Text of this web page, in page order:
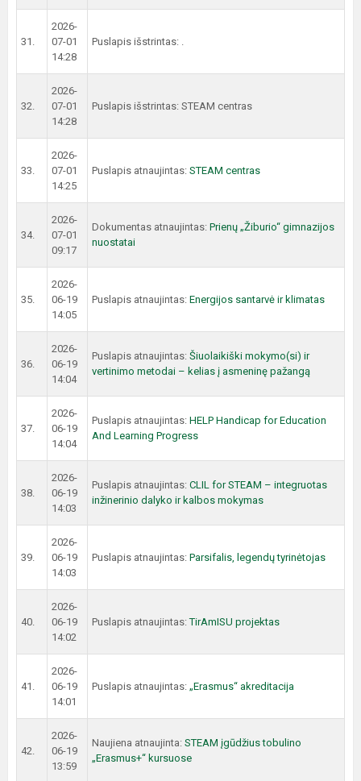
31.
2026-
07-01
14:28
Puslapis išstrintas: .
32.
2026-
07-01
14:28
Puslapis išstrintas: STEAM centras
33.
2026-
07-01
14:25
Puslapis atnaujintas: STEAM centras
34.
2026-
07-01
09:17
Dokumentas atnaujintas: Prienų „Žiburio“ gimnazijos
nuostatai
35.
2026-
06-19
14:05
Puslapis atnaujintas: Energijos santarvė ir klimatas
36.
2026-
06-19
14:04
Puslapis atnaujintas: Šiuolaikiški mokymo(si) ir
vertinimo metodai – kelias į asmeninę pažangą
37.
2026-
06-19
14:04
Puslapis atnaujintas: HELP Handicap for Education
And Learning Progress
38.
2026-
06-19
14:03
Puslapis atnaujintas: CLIL for STEAM – integruotas
inžinerinio dalyko ir kalbos mokymas
39.
2026-
06-19
14:03
Puslapis atnaujintas: Parsifalis, legendų tyrinėtojas
40.
2026-
06-19
14:02
Puslapis atnaujintas:TirAmISU projektas
41.
2026-
06-19
14:01
Puslapis atnaujintas: „Erasmus“ akreditacija
42.
2026-
06-19
13:59
Naujiena atnaujinta: STEAM įgūdžius tobulino
„Erasmus+“ kursuose